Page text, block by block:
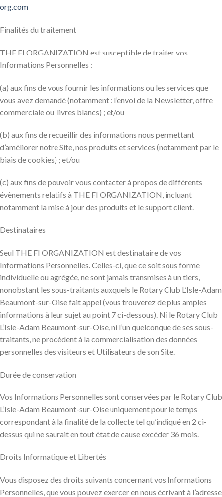
org.com
Finalités du traitement
THE FI ORGANIZATION est susceptible de traiter vos
Informations Personnelles :
(a) aux fins de vous fournir les informations ou les services que
vous avez demandé (notamment : l’envoi de la Newsletter, offre
commerciale ou livres blancs) ; et/ou
(b) aux fins de recueillir des informations nous permettant
d’améliorer notre Site, nos produits et services (notamment par le
biais de cookies) ; et/ou
(c) aux fins de pouvoir vous contacter à propos de différents
évènements relatifs à THE FI ORGANIZATION, incluant
notamment la mise à jour des produits et le support client.
Destinataires
Seul THE FI ORGANIZATION est destinataire de vos
Informations Personnelles. Celles-ci, que ce soit sous forme
individuelle ou agrégée, ne sont jamais transmises à un tiers,
nonobstant les sous-traitants auxquels le Rotary Club L’Isle-Adam
Beaumont-sur-Oise fait appel (vous trouverez de plus amples
informations à leur sujet au point 7 ci-dessous). Ni le Rotary Club
L’Isle-Adam Beaumont-sur-Oise, ni l’un quelconque de ses sous-
traitants, ne procèdent à la commercialisation des données
personnelles des visiteurs et Utilisateurs de son Site.
Durée de conservation
Vos Informations Personnelles sont conservées par le Rotary Club
L’Isle-Adam Beaumont-sur-Oise uniquement pour le temps
correspondant à la finalité de la collecte tel qu’indiqué en 2 ci-
dessus qui ne saurait en tout état de cause excéder 36 mois.
Droits Informatique et Libertés
Vous disposez des droits suivants concernant vos Informations
Personnelles, que vous pouvez exercer en nous écrivant à l’adresse